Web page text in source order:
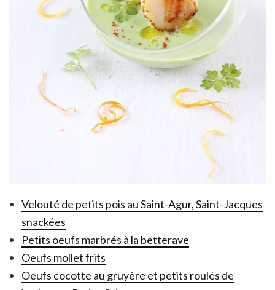
Velouté de petits pois au Saint-Agur, Saint-Jacques
snackées
Petits oeufs marbrés à la betterave
Oeufs mollet frits
Oeufs cocotte au gruyère et petits roulés de